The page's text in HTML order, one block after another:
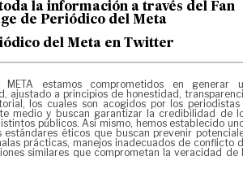
la información a través del Fan
de Periódico del Meta
del Meta en Twitter
META estamos comprometidos en generar
ajustado a principios de honestidad,
los cuales son acogidos por los periodistas
medio y buscan garantizar la credibilidad de
públicos. Así mismo, hemos establecido
estándares éticos que buscan prevenir
prácticas, manejos inadecuados de conflicto
similares que comprometan la veracidad de